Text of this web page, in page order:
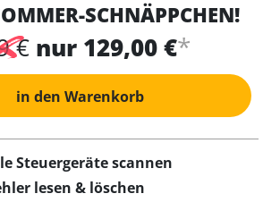
SCHNÄPPCHEN!
€ nur 129,00 €*
in den Warenkorb
Steuergeräte scannen
lesen & löschen